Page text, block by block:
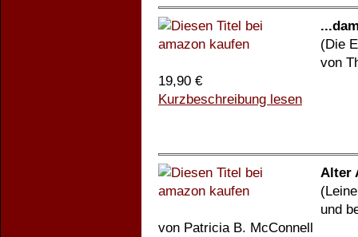
(Die
von
19,90 €
Kurzbeschreibung lesen
Alter
und
von Patricia B. McConnell